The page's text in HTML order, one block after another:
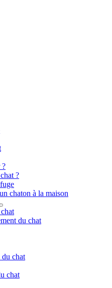
?
?
chaton à la maison
du chat
du chat
chat